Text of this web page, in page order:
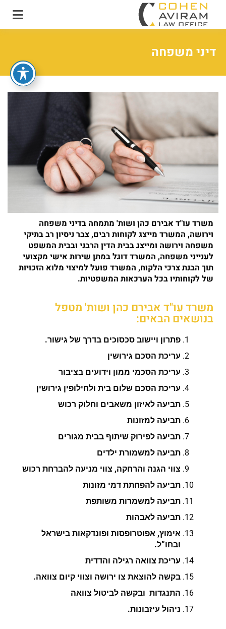
משרד עו"ד מקרקעין
דיני משפחה
משרד עו"ד אבירם כהן ושות' מתמחה בדיני משפחה
וירושה, המשרד מייצג לקוחות רבים, צבר ניסיון רב בתיקי
משפחה וירושה ומייצג בבית הדין הרבני ובבית המשפט
לענייני משפחה, המשרד דוגל במתן שירות אישי מקצועי
תוך הבנת צרכי הלקוח, המשרד פועל למיצוי מלוא הזכויות
של לקוחותיו בכל הערכאות המשפטיות.
משרד עו"ד אבירם כהן ושות' מטפל
בנושאים הבאים:
פתרון ויישוב סכסוכים בדרך של גישור.
עריכת הסכם גירושין
עריכת הסכמי ממון וידועים בציבור
עריכת הסכם שלום בית ולחילופין גירושין
תביעה לאיזון משאבים וחלוק רכוש
תביעה למזונות
תביעה לפירוק שיתוף בבית מגורים
תביעה למשמורת ילדים
צווי הגנה והרחקה, צווי מניעה להברחת רכוש
תביעה להפחתת דמי מזונות
תביעה למשמרות משותפת
תביעה לאבהות
אימוץ, אפוטרופסות ופונדקאות בישראל
ובחו”ל.
עריכת צוואה רגילה והדדית
בקשה להוצאת צו ירושה וצווי קיום צוואה.
התנגדות ובקשה לביטול צוואה
ניהול עיזבונות.